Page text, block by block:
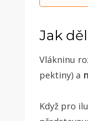
Jak
Vlákninu
pektiny) a
Když pro